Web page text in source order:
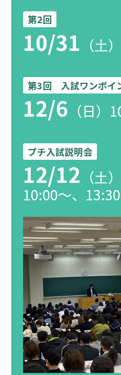
第2回
10/31 （土
第3回 入試ワンポイ
12/6 （日）
プチ入試説明会
12/12 （土）
10:00～、